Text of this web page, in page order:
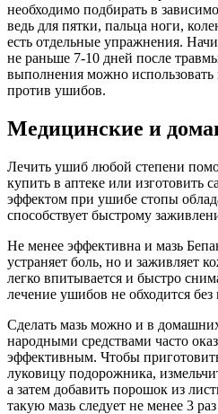
необходимо подбирать в
ведь для пятки, пальца ноги,
есть отдельные упражнения.
не раньше 7-10 дней после
выполнения можно
против ушибов.
Медицинские и
Лечить ушиб любой степени
купить в аптеке или изготовить
эффектом при ушибе стопы
способствует быстрому
Не менее эффективна и мазь
устраняет боль, но и заживляет
легко впитывается и быстро
лечение ушибов не обходится без
Сделать мазь можно и в
народными средствами часто
эффективным. Чтобы
луковицу подорожника,
а затем добавить порошок из
такую мазь следует не менее 3